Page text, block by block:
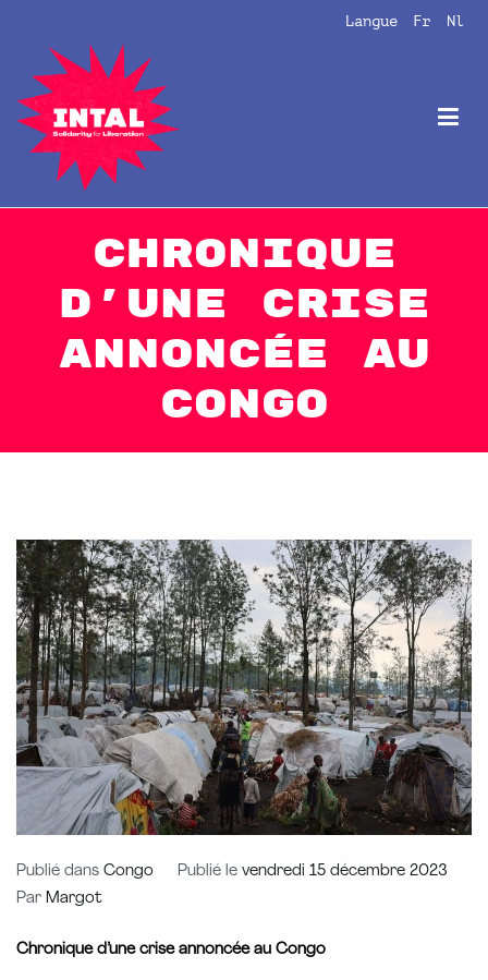
Langue Fr Nl
Intal
Globalize Solidarity!
Chronique
d’une crise
annoncée au
Congo
Publié dans Congo Publié le vendredi 15 décembre 2023
Par Margot
Chronique d’une crise annoncée au Congo